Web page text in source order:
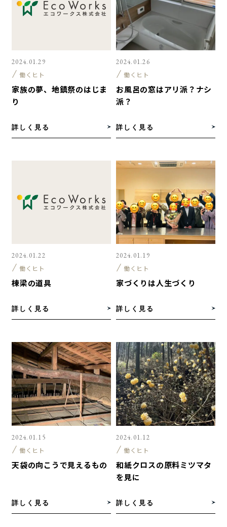
2024.01.29
働くヒト
家族の夢、地鎮祭のはじま
り
詳しく見る
2024.01.26
働くヒト
お風呂の窓はアリ派？ナシ
派？
詳しく見る
2024.01.22
働くヒト
棟梁の道具
詳しく見る
2024.01.19
働くヒト
家づくりは人生づくり
詳しく見る
2024.01.15
働くヒト
天袋の向こうで見えるもの
詳しく見る
2024.01.12
働くヒト
和紙クロスの原料ミツマタ
を見に
詳しく見る